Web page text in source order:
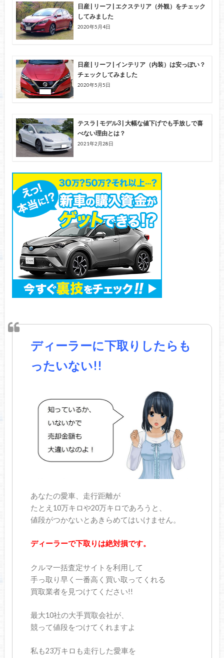
日産 | リーフ | エクステリア（外観）をチェック
してみました
2020年5月4日
日産 | リーフ | インテリア（内装）は安っぽい？
チェックしてみました
2020年5月5日
テスラ | モデル3 | 大幅な値下げでも手放しで喜
べない理由とは？
2021年2月28日
ディーラーに下取りしたらも
ったいない!!
あなたの愛車、走行距離が
たとえ10万キロや20万キロであろうと、
値段がつかないとあきらめてはいけません。
ディーラーで下取りは絶対損です。
クルマ一括査定サイトを利用して
手っ取り早く一番高く買い取ってくれる
買取業者を見つけてください!!
最大10社の大手買取会社が、
競って値段をつけてくれますよ
私も23万キロも走行した愛車を